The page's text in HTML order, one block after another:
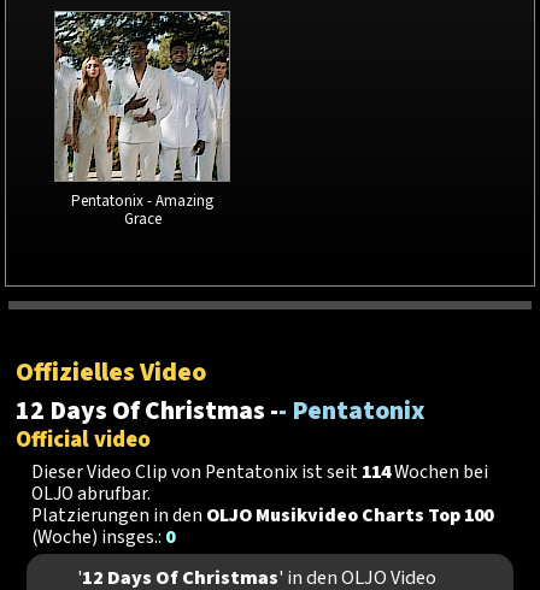
Pentatonix - Amazing
Grace
Offizielles Video
12 Days Of Christmas -- Pentatonix
Official video
Dieser Video Clip von Pentatonix ist seit114Wochen bei
OLJO abrufbar.
Platzierungen in den OLJO Musikvideo Charts Top 100
(Woche) insges.: 0
'12 Days Of Christmas' in den OLJO Video